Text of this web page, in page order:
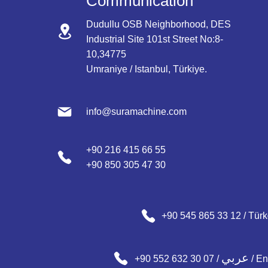
Dudullu OSB Neighborhood, DES
Industrial Site 101st Street No:8-
10,34775
Umraniye / Istanbul, Türkiye.
info@suramachine.com
+90 216 415 66 55
+90 850 305 47 30
+90 545 865 33 12 /
+90 552 632 30 07 / عربي /